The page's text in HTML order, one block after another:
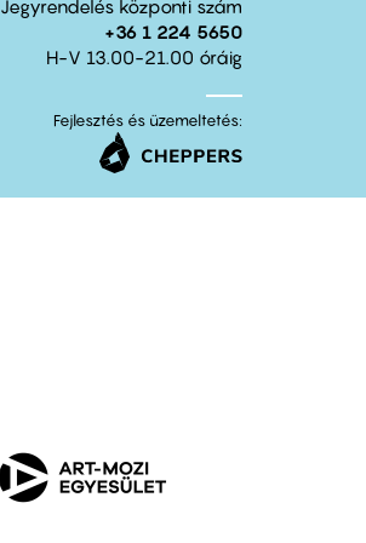
Jegyrendelés központi szám
+36 1 224 5650
H-V 13.00-21.00 óráig
Fejlesztés és üzemeltetés: